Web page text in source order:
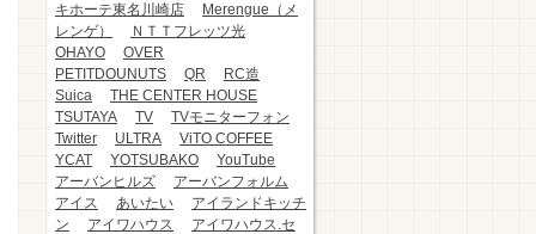
キホーテ東名川崎店
Merengue（メ
レンゲ）
ＮＴＴフレッツ光
OHAYO
OVER
PETITDOUNUTS
QR
RC造
Suica
THE CENTER HOUSE
TSUTAYA
TV
TVモニターフォン
Twitter
ULTRA
ViTO COFFEE
YCAT
YOTSUBAKO
YouTube
アーバンヒルズ
アーバンフォルム
アイス
あいたい
アイランドキッチ
ン
アイワハウス
アイワハウス.セ